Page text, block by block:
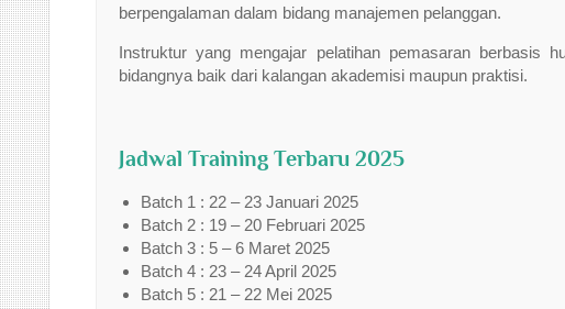
berpengalaman dalam bidang manajemen pelanggan.
Instruktur yang mengajar pelatihan pemasaran berbasis
bidangnya baik dari kalangan akademisi maupun praktisi.
Jadwal Training Terbaru 2025
Batch 1 : 22 – 23 Januari 2025
Batch 2 : 19 – 20 Februari 2025
Batch 3 : 5 – 6 Maret 2025
Batch 4 : 23 – 24 April 2025
Batch 5 : 21 – 22 Mei 2025